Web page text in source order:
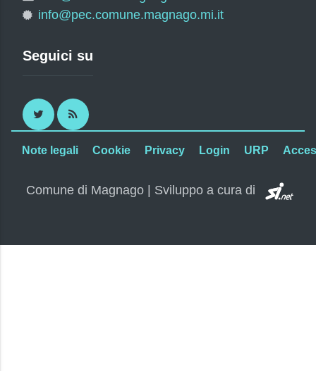
info@pec.comune.magnago.mi.it
Seguici su
Twitter RSS
Note legali Cookie Privacy Login URP
Comune di Magnago | Sviluppo a cura di